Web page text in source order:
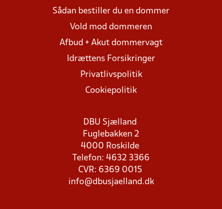
Sådan bestiller du en dommer
Vold mod dommeren
Afbud + Akut dommervagt
Idrættens Forsikringer
Privatlivspolitik
Cookiepolitik
DBU Sjælland
Fuglebakken 2
4000 Roskilde
Telefon: 4632 3366
CVR: 6369 0015
info@dbusjaelland.dk